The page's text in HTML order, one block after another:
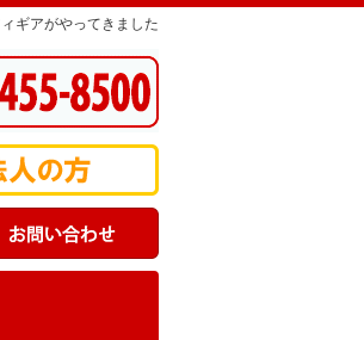
ギアがやってきました